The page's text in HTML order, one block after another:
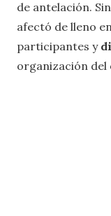
de antelación.
afectó de lleno
participantes y
organización del